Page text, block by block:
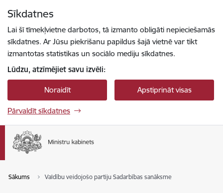
Sīkdatnes
Lai šī tīmekļvietne darbotos, tā izmanto obligāti nepieciešamās
sīkdatnes. Ar Jūsu piekrišanu papildus šajā vietnē var tikt
izmantotas statistikas un sociālo mediju sīkdatnes.
Lūdzu, atzīmējiet savu izvēli:
Noraidīt Apstiprināt visas
Pārvaldīt sīkdatnes
Sākums Valdību veidojošo partiju Sadarbības sanāksme